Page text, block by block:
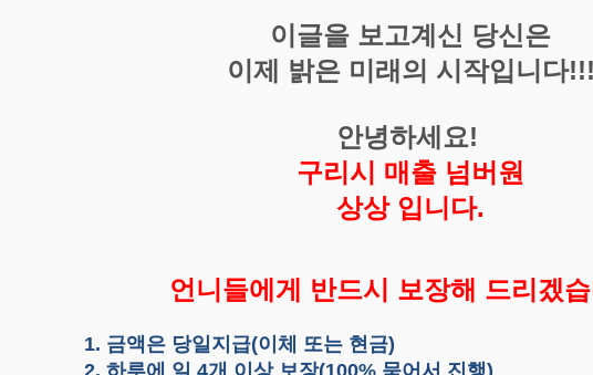
이글을 보고계신 당신은
이제 밝은 미래의 시작입니다!!!
안녕하세요!
구리시 매출 넘버원
상상 입니다.
언니들에게 반드시 보장해 드리겠
1. 금액은 당일지급(이체 또는 현금)
2. 하루에 일 4개 이상 보장(100% 묶어서 진행)